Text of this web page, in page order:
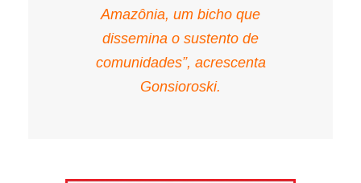
Amazônia, um bicho que
dissemina o sustento de
comunidades”, acrescenta
Gonsioroski.